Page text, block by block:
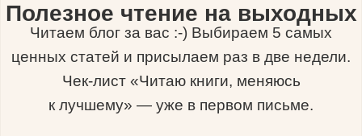
Полезное чтение на выходных
Читаем блог за вас :-) Выбираем 5 самых
ценных статей и присылаем раз в две недели.
Чек-лист «Читаю книги, меняюсь
к лучшему» — уже в первом письме.